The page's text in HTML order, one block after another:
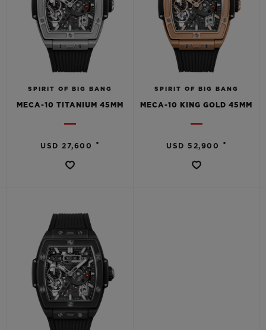
SPIRIT OF BIG BANG
MECA-10 TITANIUM 45MM
USD 27,600 •
SPIRIT OF BIG BANG
MECA-10 KING GOLD 45MM
USD 52,900 •